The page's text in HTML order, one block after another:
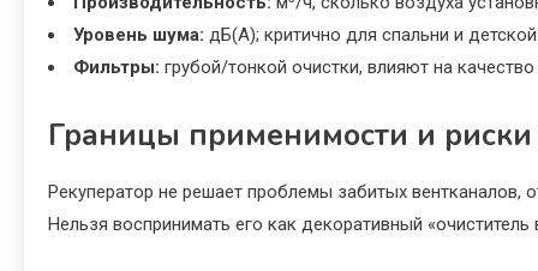
Уровень шума: дБ(А); критично для спальни и
Фильтры: грубой/тонкой очистки, влияют на
Границы применимости и риски
Рекуператор не решает проблемы забитых вентканалов,
Нельзя воспринимать его как декоративный